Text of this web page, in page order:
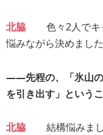
北脇
色々2人でキ
悩みながら決めました
――先程の、「氷山の
を引き出す」という
北脇
結構悩みま